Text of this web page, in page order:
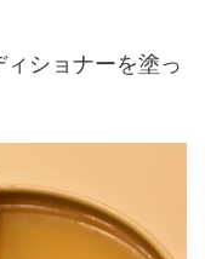
ショナーを塗っ